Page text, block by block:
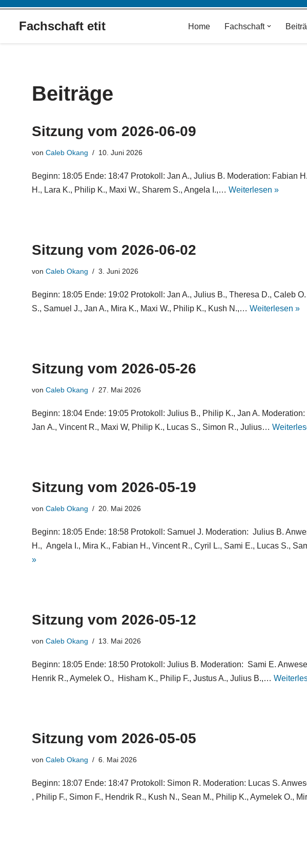
Fachschaft etit Home Fachschaft
Beiträge
Sitzung vom 2026-06-09
von Caleb Okang 10. Juni 2026
Beginn: 18:05 Ende: 18:47 Protokoll: Jan A., Julius B. Moderation: Fabian
H., Lara K., Philip K., Maxi W., Sharem S., Angela I.,… Weiterlesen »
Sitzung vom 2026-06-02
von Caleb Okang 3. Juni 2026
Beginn: 18:05 Ende: 19:02 Protokoll: Jan A., Julius B., Theresa D., Caleb
S., Samuel J., Jan A., Mira K., Maxi W., Philip K., Kush N.,… Weiterlesen »
Sitzung vom 2026-05-26
von Caleb Okang 27. Mai 2026
Beginn: 18:04 Ende: 19:05 Protokoll: Julius B., Philip K., Jan A.
Jan A., Vincent R., Maxi W, Philip K., Lucas S., Simon R., Julius…
Sitzung vom 2026-05-19
von Caleb Okang 20. Mai 2026
Beginn: 18:05 Ende: 18:58 Protokoll: Samuel J. Moderation: Julius B.
H., Angela I., Mira K., Fabian H., Vincent R., Cyril L., Sami E., Lucas S.,
»
Sitzung vom 2026-05-12
von Caleb Okang 13. Mai 2026
Beginn: 18:05 Ende: 18:50 Protokoll: Julius B. Moderation: Sami E.
Henrik R., Aymelek O., Hisham K., Philip F., Justus A., Julius B.,…
Sitzung vom 2026-05-05
von Caleb Okang 6. Mai 2026
Beginn: 18:07 Ende: 18:47 Protokoll: Simon R. Moderation: Lucas S.
, Philip F., Simon F., Hendrik R., Kush N., Sean M., Philip K., Aymelek O.,